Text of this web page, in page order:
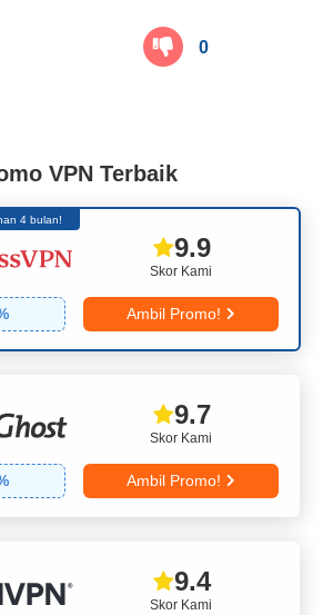
0
VPN Terbaik
4 bulan!
Skor Kami
9.9
Ambil Promo!
Skor Kami
9.7
Ambil Promo!
Skor Kami
9.4